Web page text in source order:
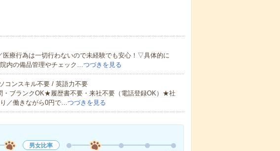
医療行為は一切行わないので未経験でも安心！▽具体的に
内の備品管理やチェック…つづきを見る
コンスキル不要 / 英語力不要
ブランクOK★履歴書不要・来社不要（電話登録OK）★社
／働きながら0円で…つづきを見る
男女比率